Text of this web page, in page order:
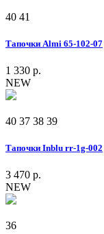
40 41
Тапочки Almi 65-102-07
1 330 р.
NEW
40 37 38 39
Тапочки Inblu rr-1g-002
3 470 р.
NEW
36